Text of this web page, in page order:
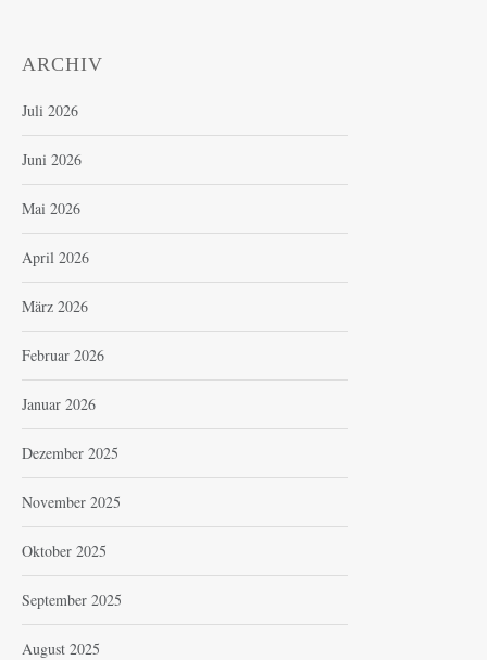
ARCHIV
Juli 2026
Juni 2026
Mai 2026
April 2026
März 2026
Februar 2026
Januar 2026
Dezember 2025
November 2025
Oktober 2025
September 2025
August 2025